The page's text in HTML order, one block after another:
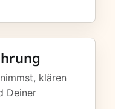
klären
Deiner